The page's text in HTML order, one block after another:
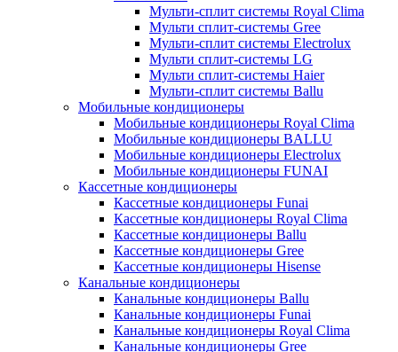
Мульти-сплит системы Royal Clima
Мульти сплит-системы Gree
Мульти-сплит системы Electrolux
Мульти сплит-системы LG
Мульти сплит-системы Haier
Мульти-сплит системы Ballu
Мобильные кондиционеры
Мобильные кондиционеры Royal Clima
Мобильные кондиционеры BALLU
Мобильные кондиционеры Electrolux
Мобильные кондиционеры FUNAI
Кассетные кондиционеры
Кассетные кондиционеры Funai
Кассетные кондиционеры Royal Clima
Кассетные кондиционеры Ballu
Кассетные кондиционеры Gree
Кассетные кондиционеры Hisense
Канальные кондиционеры
Канальные кондиционеры Ballu
Канальные кондиционеры Funai
Канальные кондиционеры Royal Clima
Канальные кондиционеры Gree